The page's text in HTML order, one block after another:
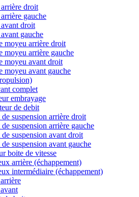
droit
gauche
droit
gauche
moyeu arrière droit
moyeu arrière gauche
moyeu avant droit
moyeu avant gauche
complet
embrayage
de debit
de suspension arrière droit
de suspension arrière gauche
de suspension avant droit
de suspension avant gauche
boite de vitesse
arrière (échappement)
intermédiaire (échappement)